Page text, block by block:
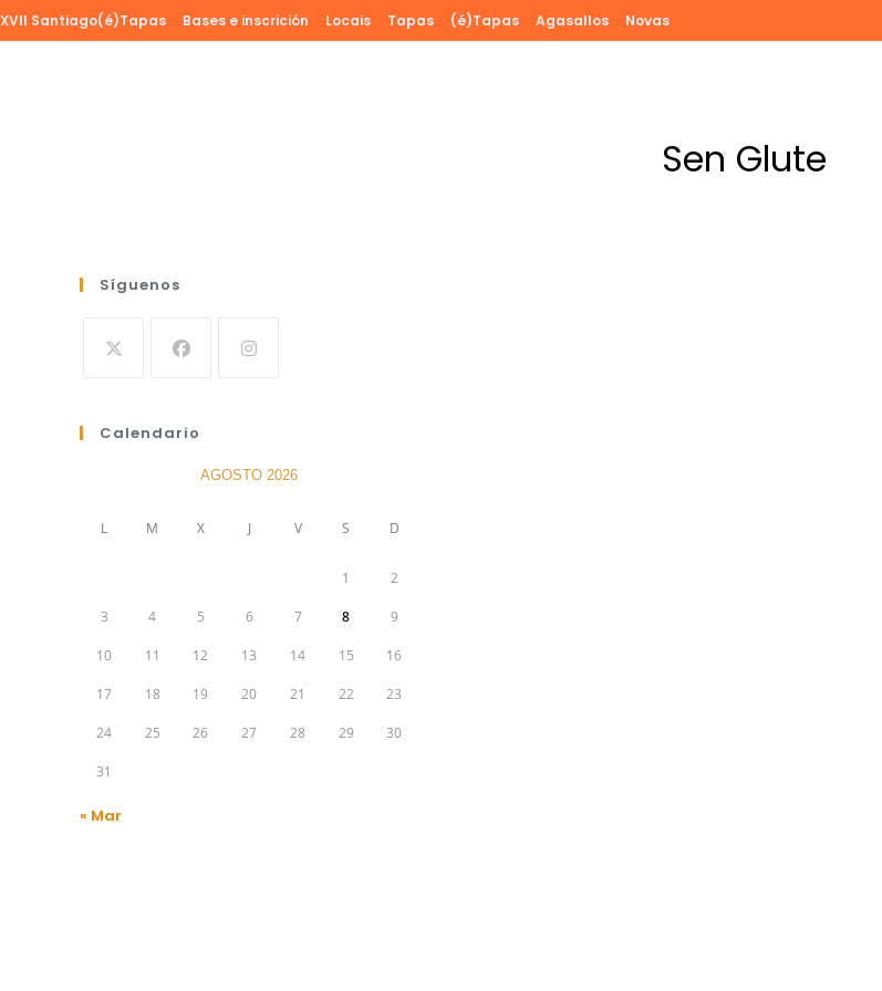
Ir
al
XVII Santiago(é)Tapas Bases e inscrición Locais Tapas (é)Tapas Agasallos Novas
Sen Glute
Síguenos
Calendario
AGOSTO 2026
L M X J V S D
1 2
3 4 5 6 7 8 9
10 11 12 13 14 15 16
17 18 19 20 21 22 23
24 25 26 27 28 29 30
31
« Mar